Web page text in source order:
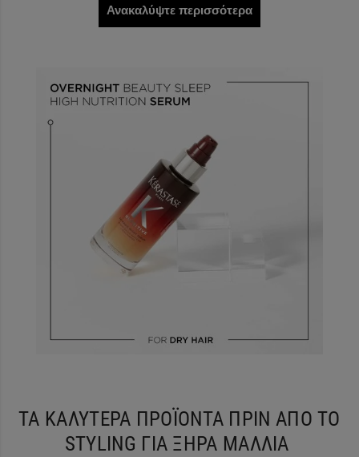
Ανακαλύψτε περισσότερα
ΤΑ ΚΑΛΥΤΕΡΑ ΠΡΟΪΟΝΤΑ ΠΡΙΝ ΑΠΟ ΤΟ
STYLING ΓΙΑ ΞΗΡΑ ΜΑΛΛΙΑ